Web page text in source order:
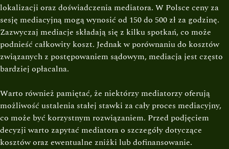
lokalizacji oraz doświadczenia mediatora. W Polsce ceny za
sesję mediacyjną mogą wynosić od 150 do 500 zł za godzinę.
Zazwyczaj mediacje składają się z kilku spotkań, co może
podnieść całkowity koszt. Jednak w porównaniu do kosztów
związanych z postępowaniem sądowym, mediacja jest często
bardziej opłacalna.
Warto również pamiętać, że niektórzy mediatorzy oferują
możliwość ustalenia stałej stawki za cały proces mediacyjny,
co może być korzystnym rozwiązaniem. Przed podjęciem
decyzji warto zapytać mediatora o szczegóły dotyczące
kosztów oraz ewentualne zniżki lub dofinansowanie.